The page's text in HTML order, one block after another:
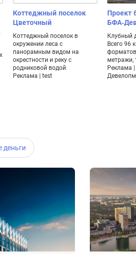
Коттеджный поселок
Цветочный
Коттеджный поселок в
окружении леса с
панорамным видом на
окрестности и реку с
родниковой водой
Реклама | test
Проект
БФА-
Клубный
Всего 96
метражи,
Реклама
деньги